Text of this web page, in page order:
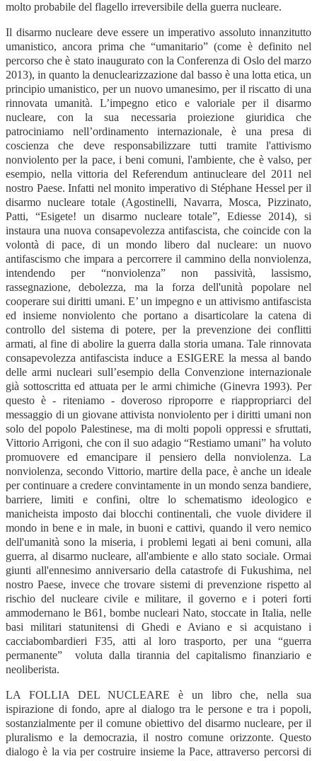
molto probabile del flagello irreversibile della guerra nucleare.
Il disarmo nucleare deve essere un imperativo assoluto innanzitutto
umanistico, ancora prima che “umanitario” (come è definito nel
percorso che è stato inaugurato con la Conferenza di Oslo del marzo
2013), in quanto la denuclearizzazione dal basso è una lotta etica, un
principio umanistico, per un nuovo umanesimo, per il riscatto di una
rinnovata umanità. L’impegno etico e valoriale per il disarmo
nucleare, con la sua necessaria proiezione giuridica che
patrociniamo nell’ordinamento internazionale, è una presa di
coscienza che deve responsabilizzare tutti tramite l'attivismo
nonviolento per la pace, i beni comuni, l'ambiente, che è valso, per
esempio, nella vittoria del Referendum antinucleare del 2011 nel
nostro Paese. Infatti nel monito imperativo di Stéphane Hessel per il
disarmo nucleare totale (Agostinelli, Navarra, Mosca, Pizzinato,
Patti, “Esigete! un disarmo nucleare totale”, Ediesse 2014), si
instaura una nuova consapevolezza antifascista, che coincide con la
volontà di pace, di un mondo libero dal nucleare: un nuovo
antifascismo che impara a percorrere il cammino della nonviolenza,
intendendo per “nonviolenza” non passività, lassismo,
rassegnazione, debolezza, ma la forza dell'unità popolare nel
cooperare sui diritti umani. E’ un impegno e un attivismo antifascista
ed insieme nonviolento che portano a disarticolare la catena di
controllo del sistema di potere, per la prevenzione dei conflitti
armati, al fine di abolire la guerra dalla storia umana. Tale rinnovata
consapevolezza antifascista induce a ESIGERE la messa al bando
delle armi nucleari sull’esempio della Convenzione internazionale
già sottoscritta ed attuata per le armi chimiche (Ginevra 1993). Per
questo è - riteniamo - doveroso riproporre e riappropriarci del
messaggio di un giovane attivista nonviolento per i diritti umani non
solo del popolo Palestinese, ma di molti popoli oppressi e sfruttati,
Vittorio Arrigoni, che con il suo adagio “Restiamo umani” ha voluto
promuovere ed emancipare il pensiero della nonviolenza. La
nonviolenza, secondo Vittorio, martire della pace, è anche un ideale
per continuare a credere convintamente in un mondo senza bandiere,
barriere, limiti e confini, oltre lo schematismo ideologico e
manicheista imposto dai blocchi continentali, che vuole dividere il
mondo in bene e in male, in buoni e cattivi, quando il vero nemico
dell'umanità sono la miseria, i problemi legati ai beni comuni, alla
guerra, al disarmo nucleare, all'ambiente e allo stato sociale. Ormai
giunti all'ennesimo anniversario della catastrofe di Fukushima, nel
nostro Paese, invece che trovare sistemi di prevenzione rispetto al
rischio del nucleare civile e militare, il governo e i poteri forti
ammodernano le B61, bombe nucleari Nato, stoccate in Italia, nelle
basi militari statunitensi di Ghedi e Aviano e si acquistano i
cacciabombardieri F35, atti al loro trasporto, per una “guerra
permanente” voluta dalla tirannia del capitalismo finanziario e
neoliberista.
LA FOLLIA DEL NUCLEARE è un libro che, nella sua
ispirazione di fondo, apre al dialogo tra le persone e tra i popoli,
sostanzialmente per il comune obiettivo del disarmo nucleare, per il
pluralismo e la democrazia, il nostro comune orizzonte. Questo
dialogo è la via per costruire insieme la Pace, attraverso percorsi di